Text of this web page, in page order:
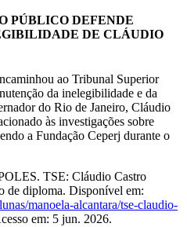
PÚBLICO DEFENDE
DE CLÁUDIO
ao Tribunal Superior
da inelegibilidade e da
do Rio de Janeiro, Cláudio
às investigações sobre
a Fundação Ceperj durante o
TSE: Cláudio Castro
de diploma. Disponível em:
manoela-alcantara/tse-claudio-
em: 5 jun. 2026.